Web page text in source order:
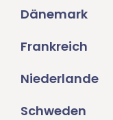
Dänemark
Frankreich
Niederlande
Schweden